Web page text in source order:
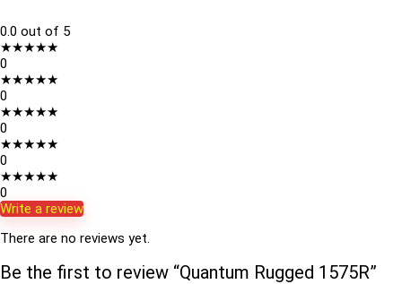
0.0 out of 5
★★★★★
0
★★★★★
0
★★★★★
0
★★★★★
0
★★★★★
0
Write a review
There are no reviews yet.
Be the first to review “Quantum Rugged 1575R”